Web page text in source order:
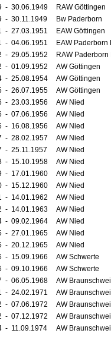
- 30.06.1949
RAW Göttingen
- 30.11.1949
Bw Paderborn
- 27.03.1951
EAW Göttingen
- 04.06.1951
EAW Paderborn
- 29.05.1952
RAW Paderborn
- 01.09.1952
AW Göttingen
- 25.08.1954
AW Göttingen
- 26.07.1955
AW Göttingen
- 23.03.1956
AW Nied
- 07.06.1956
AW Nied
- 16.08.1956
AW Nied
- 28.02.1957
AW Nied
- 25.11.1957
AW Nied
- 15.10.1958
AW Nied
- 17.01.1960
AW Nied
- 15.12.1960
AW Nied
- 14.01.1962
AW Nied
- 14.01.1963
AW Nied
- 09.02.1964
AW Nied
- 27.01.1965
AW Nied
- 20.12.1965
AW Nied
- 15.09.1966
AW Schwerte
- 09.10.1966
AW Schwerte
- 06.05.1968
AW
- 24.02.1971
AW
- 07.06.1972
AW
- 07.12.1972
AW
- 11.09.1974 AW